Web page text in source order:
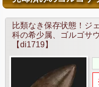
比類なき保存状態！ジ
科の希少属、ゴルゴサ
【di1719】